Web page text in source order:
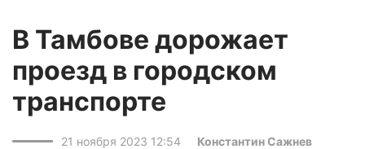
В Тамбове дорожает
проезд в городском
транспорте
21 ноября 2023 12:54
Константин Сажнев